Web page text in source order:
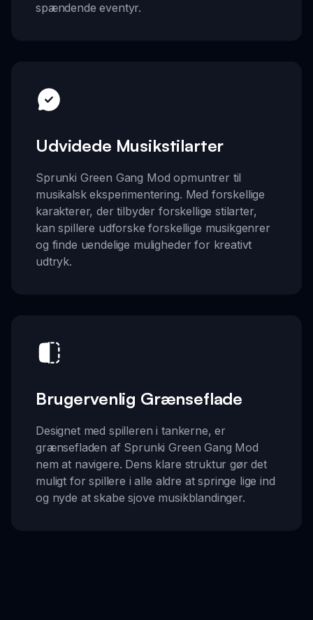
spændende eventyr.
Udvidede Musikstilarter
Sprunki Green Gang Mod opmuntrer til
musikalsk eksperimentering. Med forskellige
karakterer, der tilbyder forskellige stilarter,
kan spillere udforske forskellige musikgenrer
og finde uendelige muligheder for kreativt
udtryk.
Brugervenlig Grænseflade
Designet med spilleren i tankerne, er
grænsefladen af Sprunki Green Gang Mod
nem at navigere. Dens klare struktur gør det
muligt for spillere i alle aldre at springe lige ind
og nyde at skabe sjove musikblandinger.